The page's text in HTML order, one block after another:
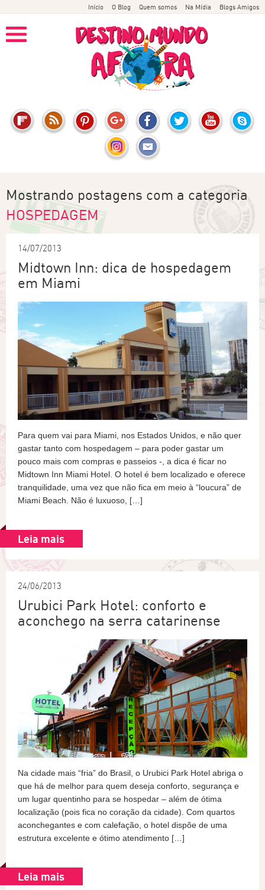
Início O Blog Quem somos Na Mídia Blogs Amigos
Mostrando postagens com a categoria
HOSPEDAGEM
14/07/2013
Midtown Inn: dica de hospedagem
em Miami
Para quem vai para Miami, nos Estados Unidos, e não quer
gastar tanto com hospedagem – para poder gastar um
pouco mais com compras e passeios -, a dica é ficar no
Midtown Inn Miami Hotel. O hotel é bem localizado e oferece
tranquilidade, uma vez que não fica em meio à “loucura” de
Miami Beach. Não é luxuoso, […]
Leia mais
24/06/2013
Urubici Park Hotel: conforto e
aconchego na serra catarinense
Na cidade mais “fria” do Brasil, o Urubici Park Hotel abriga o
que há de melhor para quem deseja conforto, segurança e
um lugar quentinho para se hospedar – além de ótima
localização (pois fica no coração da cidade). Com quartos
aconchegantes e com calefação, o hotel dispõe de uma
estrutura excelente e ótimo atendimento […]
Leia mais